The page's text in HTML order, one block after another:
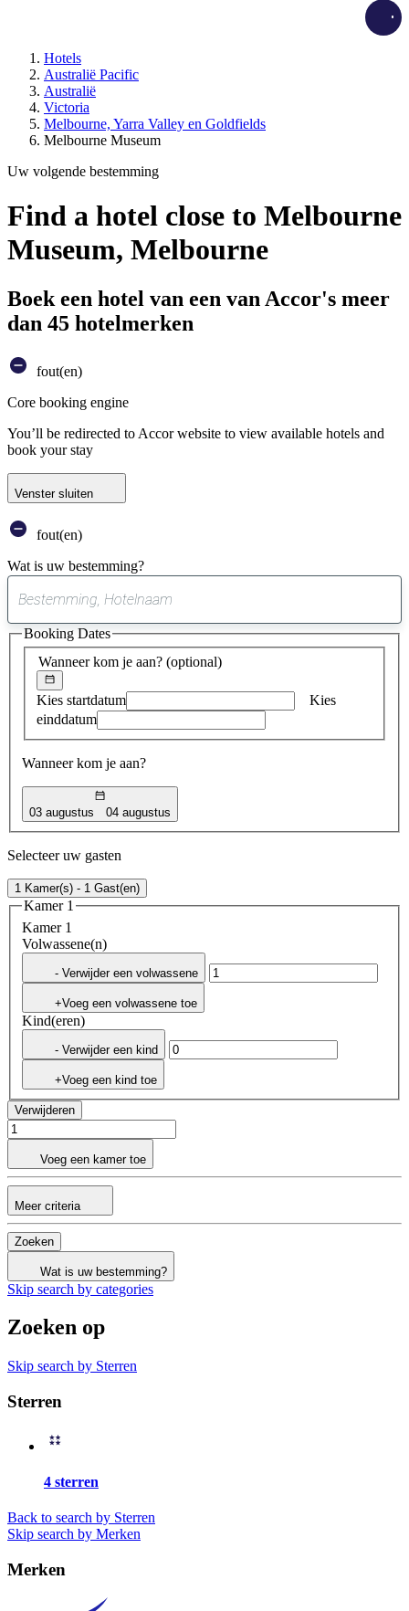
Hotels
Australië Pacific
Australië
Victoria
Melbourne, Yarra Valley en Goldfields
Melbourne Museum
Uw volgende bestemming
Find a hotel close to Melbourne
Museum, Melbourne
Boek een hotel van een van Accor's meer
dan 45 hotelmerken
fout(en)
Core booking engine
You’ll be redirected to Accor website to view available hotels and
book your stay
Venster sluiten
fout(en)
Wat is uw bestemming?
suggestie
gevonden
Wanneer kom je aan? (optional)
Kies startdatum
Kies
einddatum
Wanneer kom je aan?
03 augustus 04 augustus
Booking Dates
Selecteer uw gasten
1 Kamer(s) - 1 Gast(en)
Kamer 1
Kamer 1
Volwassene(n)
- Verwijder een volwassene
+Voeg een volwassene toe
Kind(eren)
- Verwijder een kind
+Voeg een kind toe
Verwijderen
Voeg een kamer toe
Meer criteria
Zoeken
Wat is uw bestemming?
Skip search by categories
Zoeken op
Skip search by Sterren
Sterren
4 sterren
Back to search by Sterren
Skip search by Merken
Merken